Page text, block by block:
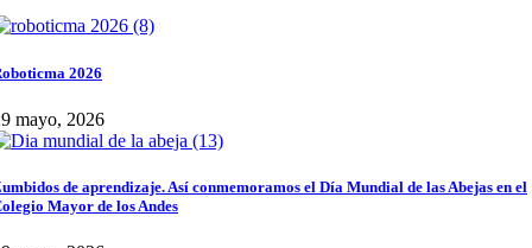
2026
mayo, 2026
de aprendizaje. Así conmemoramos el Día Mundial de las Abejas en el
Mayor de los Andes